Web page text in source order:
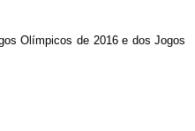
Olímpicos de 2016 e dos Jogos